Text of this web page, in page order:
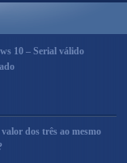
10 – Serial válido
dos três ao mesmo